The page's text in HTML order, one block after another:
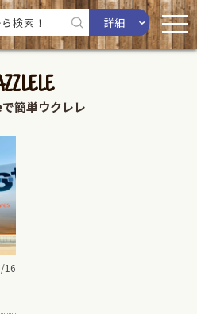
詳細
簡単ウクレレ
16